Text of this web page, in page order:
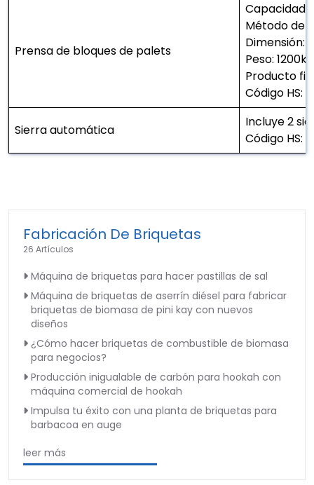
Prensa de bloques de palets
Capacidad:
Método de
Dimensión:
Peso: 1200kg
Producto
Código HS:
Sierra automática
Incluye 2
Código HS:
Fabricación De Briquetas
26 Artículos
Máquina de briquetas para hacer pastillas de sal
Máquina de briquetas de aserrín diésel para fabricar
briquetas de biomasa de pini kay con nuevos
diseños
¿Cómo hacer briquetas de combustible de biomasa
para negocios?
Producción inigualable de carbón para hookah con
máquina comercial de hookah
Impulsa tu éxito con una planta de briquetas para
barbacoa en auge
leer más